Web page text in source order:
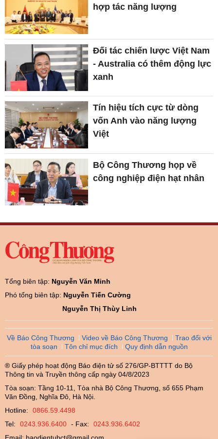
hợp tác năng lượng
Đối tác chiến lược Việt Nam
- Australia có thêm động lực
xanh
Tín hiệu tích cực từ dòng
vốn Anh vào năng lượng
Việt
Bộ Công Thương họp về
công nghiệp điện hạt nhân
Tổng biên tập: Nguyễn Văn Minh
Phó tổng biên tập: Nguyễn Tiến Cường
Nguyễn Thị Thùy Linh
Về Báo Công Thương Video về Báo Công Thương
Trao đổi với
tòa soạn
Tôn chỉ mục đích Quy định dẫn nguồn
® Giấy phép hoạt động Báo điện tử số 276/GP-BTTTT do Bộ
Thông tin và Truyền thông cấp ngày 04/8/2023
Tòa soạn: Tầng 10-11, Tòa nhà Bộ Công Thương, số 655 Phạm
Văn Đồng, Nghĩa Đô, Hà Nội.
Hotline:
0866.59.4498
Tel:
0243.936.6400 - Fax:
0243.936.6402